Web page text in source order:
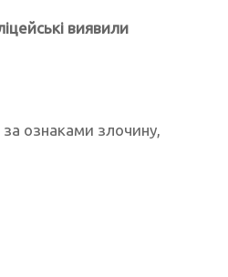
виявили
ознаками злочину,